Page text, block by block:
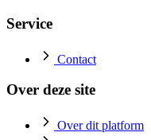
Service
Contact
Over deze site
Over dit platform